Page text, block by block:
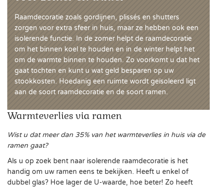
Raamdecoratie zoals gordijnen, plissés en shutters
zorgen voor extra sfeer in huis, maar ze hebben ook een
isolerende functie. In de zomer helpt de raamdecoratie
om het binnen koel te houden en in de winter helpt het
om de warmte binnen te houden. Zo voorkomt u dat het
gaat tochten en kunt u wat geld besparen op uw
stookkosten. Hoedanig een ruimte wordt geïsoleerd ligt
aan de soort raamdecoratie en de soort ramen.
Warmteverlies via ramen
Wist u dat meer dan 35% van het warmteverlies in huis via de
ramen gaat?
Als u op zoek bent naar isolerende raamdecoratie is het
handig om uw ramen eens te bekijken. Heeft u enkel of
dubbel glas? Hoe lager de U-waarde, hoe beter! Zo heeft